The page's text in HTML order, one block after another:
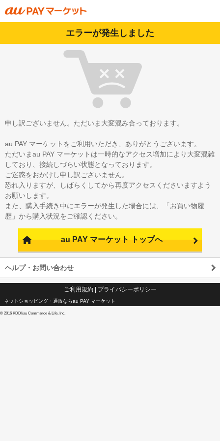
エラーが発生しました
申し訳ございません。ただいま大変混み合っております。
au PAY マーケットをご利用いただき、ありがとうございます。
ただいまau PAY マーケットは一時的なアクセス増加により大変混雑
しており、接続しづらい状態となっております。
ご迷惑をおかけし申し訳ございません。
恐れ入りますが、しばらくしてから再度アクセスくださいますよう
お願いします。
また、購入手続き中にエラーが発生した場合には、「お買い物履
歴」から購入状況をご確認ください。
au PAY マーケット トップへ
ヘルプ・お問い合わせ
ご利用規約| プライバシーポリシー
ネットショッピング・通販ならau PAY マーケット
© 2016 KDDI/au Commerce & Life, Inc.